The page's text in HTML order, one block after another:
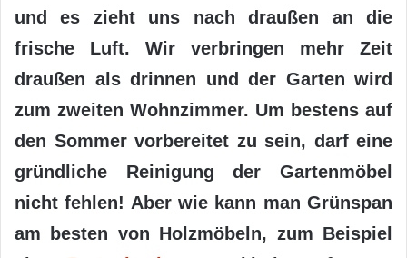
und es zieht uns nach draußen an die
frische Luft. Wir verbringen mehr Zeit
draußen als drinnen und der Garten wird
zum zweiten Wohnzimmer. Um bestens auf
den Sommer vorbereitet zu sein, darf eine
gründliche Reinigung der Gartenmöbel
nicht fehlen! Aber wie kann man Grünspan
am besten von Holzmöbeln, zum Beispiel